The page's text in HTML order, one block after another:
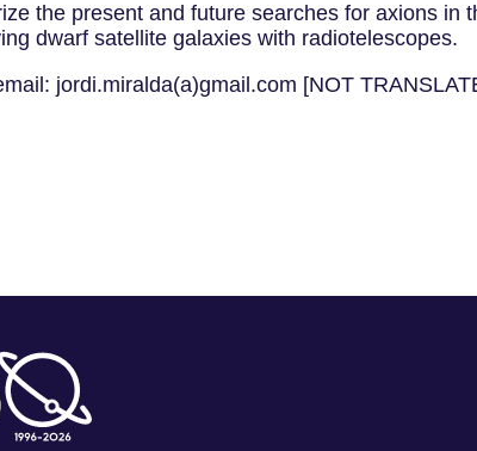
the present and future searches for axions in
dwarf satellite galaxies with radiotelescopes.
jordi.miralda(a)gmail.com [NOT